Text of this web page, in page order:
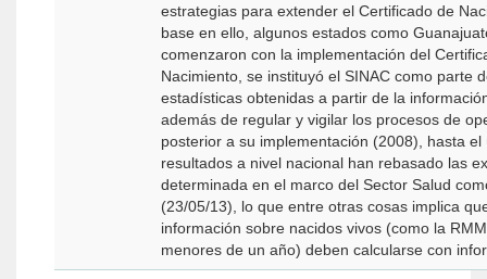
estrategias para extender el Certificado de
base en ello, algunos estados como
comenzaron con la implementación del
Nacimiento, se instituyó el SINAC como parte
estadísticas obtenidas a partir de la
además de regular y vigilar los procesos de
posterior a su implementación (2008), hasta
resultados a nivel nacional han rebasado las
determinada en el marco del Sector Salud
(23/05/13), lo que entre otras cosas implica
información sobre nacidos vivos (como la
menores de un año) deben calcularse con